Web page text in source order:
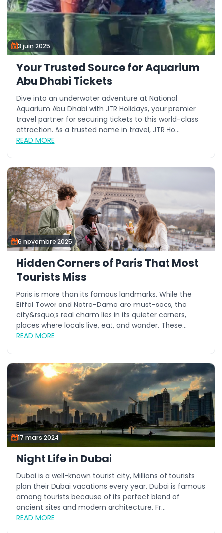
3 juin 2025
Your Trusted Source for Aquarium
Abu Dhabi Tickets
Dive into an underwater adventure at National
Aquarium Abu Dhabi with JTR Holidays, your premier
travel partner for securing tickets to this world-class
attraction. As a trusted name in travel, JTR Ho...
READ MORE
6 novembre 2025
Hidden Corners of Paris That Most
Tourists Miss
Paris is more than its famous landmarks. While the
Eiffel Tower and Notre-Dame are must-sees, the
city&rsquo;s real charm lies in its quieter corners,
places where locals live, eat, and wander. These...
READ MORE
17 mars 2024
Night Life in Dubai
Dubai is a well-known tourist city, Millions of tourists
plan their Dubai vacations every year. Dubai is famous
among tourists because of its perfect blend of
ancient sites and modern architecture. Fr...
READ MORE